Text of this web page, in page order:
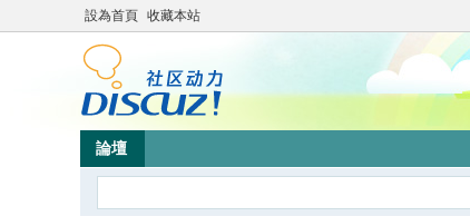
設為首頁 收藏本站
論壇